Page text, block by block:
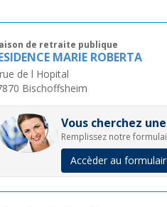
de retraite publique
MARIE ROBERTA
de l Hopital
Bischoffsheim
Vous cherchez
Remplissez notre
Accèder au